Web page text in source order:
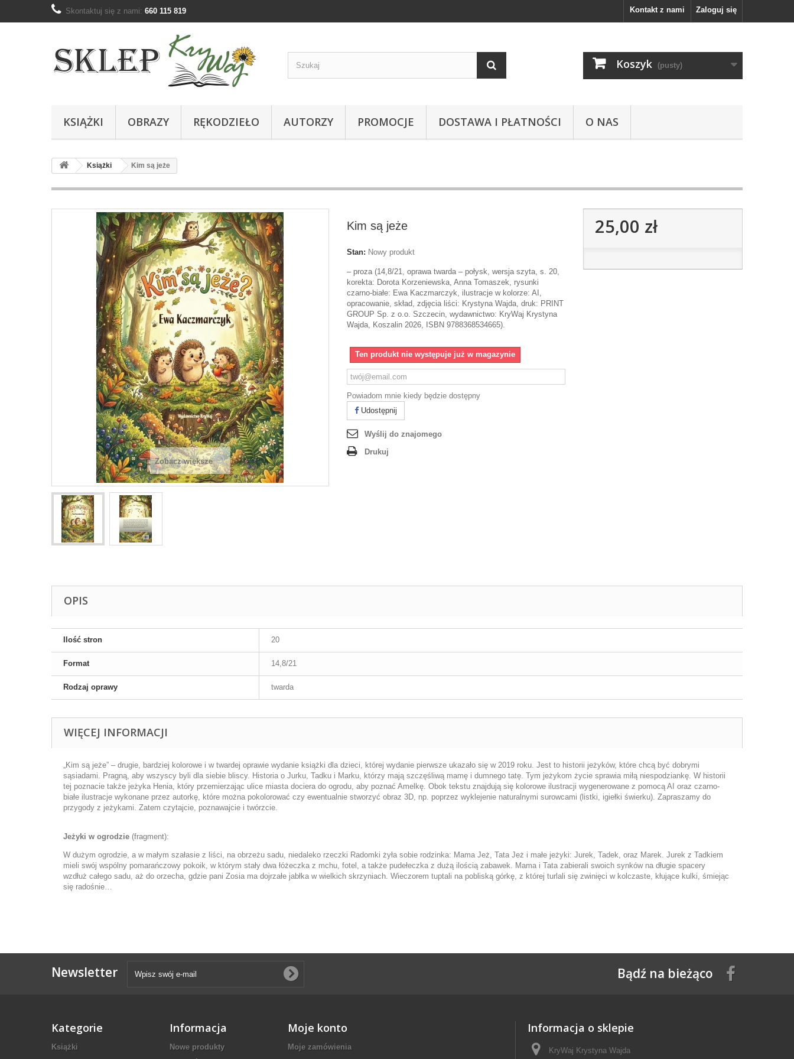
Zaloguj się
Kontakt z nami
Skontaktuj się z nami: 660 115 819
Koszyk (pusty)
KSIĄŻKI OBRAZY RĘKODZIEŁO AUTORZY PROMOCJE DOSTAWA I PŁATNOŚCI O NAS
Książki Kim są jeże
Zobacz większe
Kim są jeże
Stan: Nowy produkt
– proza (14,8/21, oprawa twarda – połysk, wersja szyta, s. 20,
korekta: Dorota Korzeniewska, Anna Tomaszek, rysunki
czarno-białe: Ewa Kaczmarczyk, ilustracje w kolorze: AI,
opracowanie, skład, zdjęcia liści: Krystyna Wajda, druk: PRINT
GROUP Sp. z o.o. Szczecin, wydawnictwo: KryWaj Krystyna
Wajda, Koszalin 2026, ISBN 9788368534665).
Ten produkt nie występuje już w magazynie
Powiadom mnie kiedy będzie dostępny
Udostępnij
Wyślij do znajomego
Drukuj
25,00 zł
OPIS
Ilość stron 20
Format 14,8/21
Rodzaj oprawy twarda
WIĘCEJ INFORMACJI
„Kim są jeże” – drugie, bardziej kolorowe i w twardej oprawie wydanie książki dla dzieci, której wydanie pierwsze ukazało się w 2019 roku. Jest to historii jeżyków, które chcą być dobrymi
sąsiadami. Pragną, aby wszyscy byli dla siebie bliscy. Historia o Jurku, Tadku i Marku, którzy mają szczęśliwą mamę i dumnego tatę. Tym jeżykom życie sprawia miłą niespodziankę. W historii
tej poznacie także jeżyka Henia, który przemierzając ulice miasta dociera do ogrodu, aby poznać Amelkę. Obok tekstu znajdują się kolorowe ilustracji wygenerowane z pomocą AI oraz czarno-
białe ilustracje wykonane przez autorkę, które można pokolorować czy ewentualnie stworzyć obraz 3D, np. poprzez wyklejenie naturalnymi surowcami (listki, igiełki świerku). Zapraszamy do
przygody z jeżykami. Zatem czytajcie, poznawajcie i twórzcie.
Jeżyki w ogrodzie (fragment):
W dużym ogrodzie, a w małym szałasie z liści, na obrzeżu sadu, niedaleko rzeczki Radomki żyła sobie rodzinka: Mama Jeż, Tata Jeż i małe jeżyki: Jurek, Tadek, oraz Marek. Jurek z Tadkiem
mieli swój wspólny pomarańczowy pokoik, w którym stały dwa łóżeczka z mchu, fotel, a także pudełeczka z dużą ilością zabawek. Mama i Tata zabierali swoich synków na długie spacery
wzdłuż całego sadu, aż do orzecha, gdzie pani Zosia ma dojrzałe jabłka w wielkich skrzyniach. Wieczorem tuptali na pobliską górkę, z której turlali się zwinięci w kolczaste, kłujące kulki, śmiejąc
się radośnie…
Newsletter Bądź na bieżąco
Kategorie
Książki
Informacja
Nowe produkty
Moje konto
Moje zamówienia
Informacja o sklepie
KryWaj Krystyna Wajda